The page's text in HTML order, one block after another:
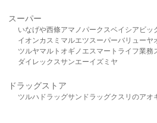
スーパー
いなげや西條アマノパークスベイシア ビッ
イオンカスミ マルエツスーパーバリューヤ
ツルヤマルト オギノ エスマート ライフ業務
ダイレックスサンエーイズミヤ
ドラッグストア
ツルハドラッグサンドラッグクスリのアオ